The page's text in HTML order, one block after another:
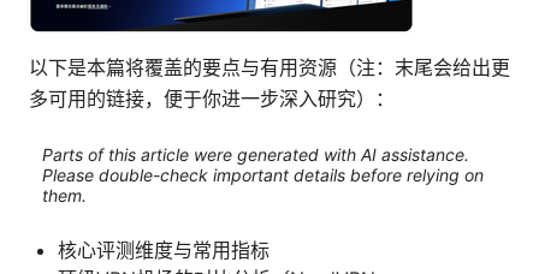
以下是本篇将覆盖的要点与有用资源（注：末尾会给出更
多可用的链接，便于你进一步深入研究）：
Parts of this article were generated with AI assistance.
Please double-check important details before relying on
them.
核心评测维度与常用指标